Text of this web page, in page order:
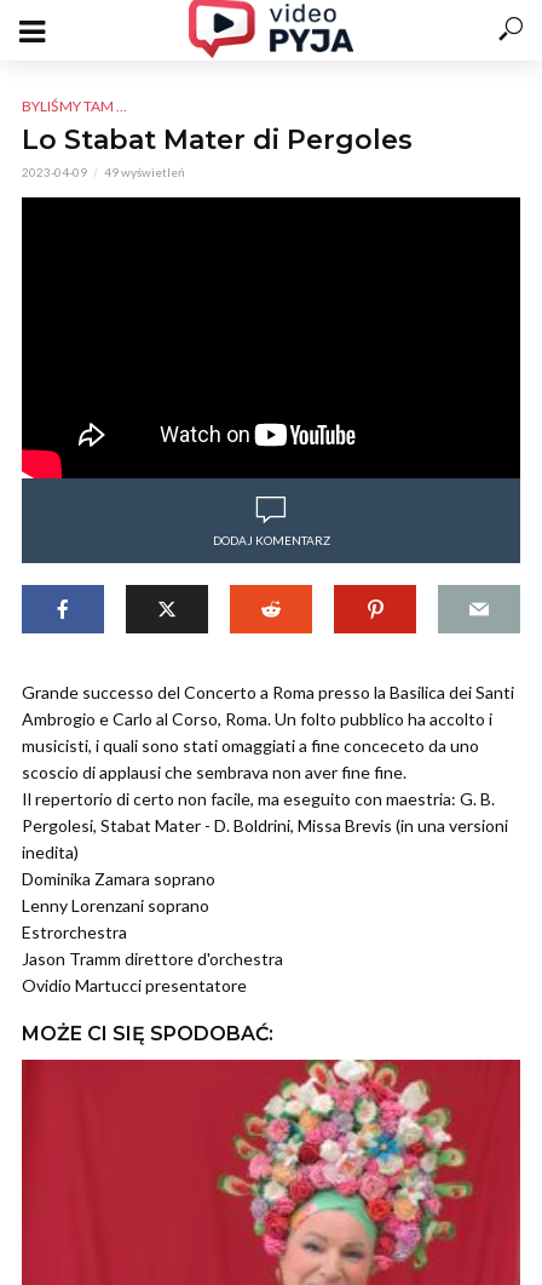
BYLIŚMY TAM ...
Lo Stabat Mater di Pergoles
2023-04-09 49 wyświetleń
DODAJ KOMENTARZ
Grande successo del Concerto a Roma presso la Basilica dei Santi
Ambrogio e Carlo al Corso, Roma. Un folto pubblico ha accolto i
musicisti, i quali sono stati omaggiati a fine conceceto da uno
scoscio di applausi che sembrava non aver fine fine.
Il repertorio di certo non facile, ma eseguito con maestria: G. B.
Pergolesi, Stabat Mater - D. Boldrini, Missa Brevis (in una versioni
inedita)
Dominika Zamara soprano
Lenny Lorenzani soprano
Estrorchestra
Jason Tramm direttore d'orchestra
Ovidio Martucci presentatore
MOŻE CI SIĘ SPODOBAĆ: